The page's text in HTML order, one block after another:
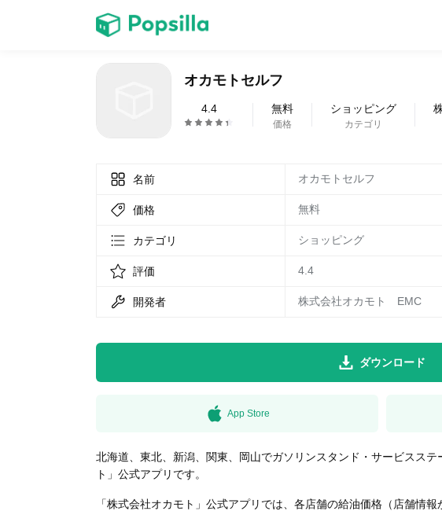
無料はがきダウンロード
オカモトセルフ
4.4 無料
価格
ショッピング
カテゴリ
名前 オカモトセルフ
価格 無料
カテゴリ ショッピング
評価 4.4
開発者 株式会社オカモト EMC
ダウンロード
App Store
北海道、東北、新潟、関東、岡山でガソリンスタンド・サービスス
ト」公式アプリです。
「株式会社オカモト」公式アプリでは、各店舗の給油価格（店舗情